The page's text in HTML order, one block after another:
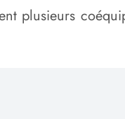
plusieurs